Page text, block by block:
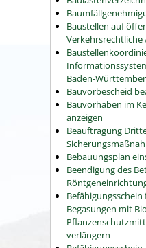
Baustellen auf
Baden-
Bauvorbescheid
Bauvorhaben im
anzeigen
Beauftragung
Bebauungsplan
Beendigung des
Begasungen mit
verlängern